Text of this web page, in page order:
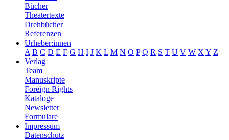
Bücher
Theatertexte
Drehbücher
Referenzen
Urheber:innen
A B C D E F G H I J K L M N O P Q R S T U V W X Y Z
Verlag
Team
Manuskripte
Foreign Rights
Kataloge
Newsletter
Formulare
Impressum
Datenschutz